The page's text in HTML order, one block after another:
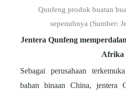
Qunfeng produk buatan
sepenuhnya (Sumber:
Jentera Qunfeng
Afrika
Sebagai perusahaan
bahan binaan China, jentera